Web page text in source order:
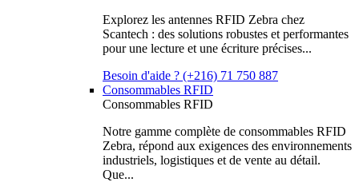
Explorez les antennes RFID Zebra chez
Scantech : des solutions robustes et performantes
pour une lecture et une écriture précises...
Besoin d'aide ? (+216) 71 750 887
Consommables RFID
Consommables RFID
Notre gamme complète de consommables RFID
Zebra, répond aux exigences des environnements
industriels, logistiques et de vente au détail.
Que...